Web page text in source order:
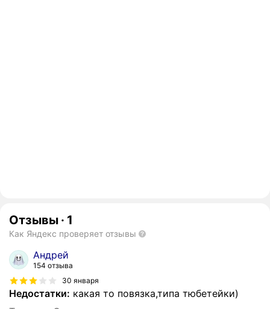
Отзывы · 1
Как Яндекс проверяет отзывы
Андрей
154 отзыва
30 января
Недостатки: какая то повязка,типа тюбетейки)